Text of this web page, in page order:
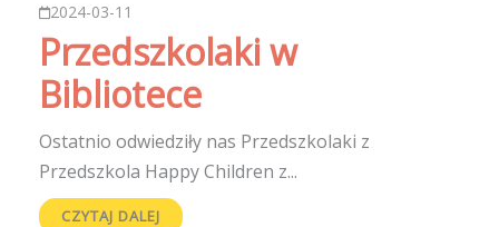
2024-03-11
Przedszkolaki w
Bibliotece
Ostatnio odwiedziły nas Przedszkolaki z
Przedszkola Happy Children z...
CZYTAJ DALEJ